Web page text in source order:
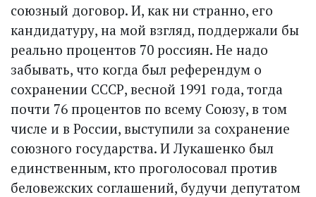
союзный договор. И, как ни странно, его
кандидатуру, на мой взгляд, поддержали бы
реально процентов 70 россиян. Не надо
забывать, что когда был референдум о
сохранении СССР, весной 1991 года, тогда
почти 76 процентов по всему Союзу, в том
числе и в России, выступили за сохранение
союзного государства. И Лукашенко был
единственным, кто проголосовал против
беловежских соглашений, будучи депутатом